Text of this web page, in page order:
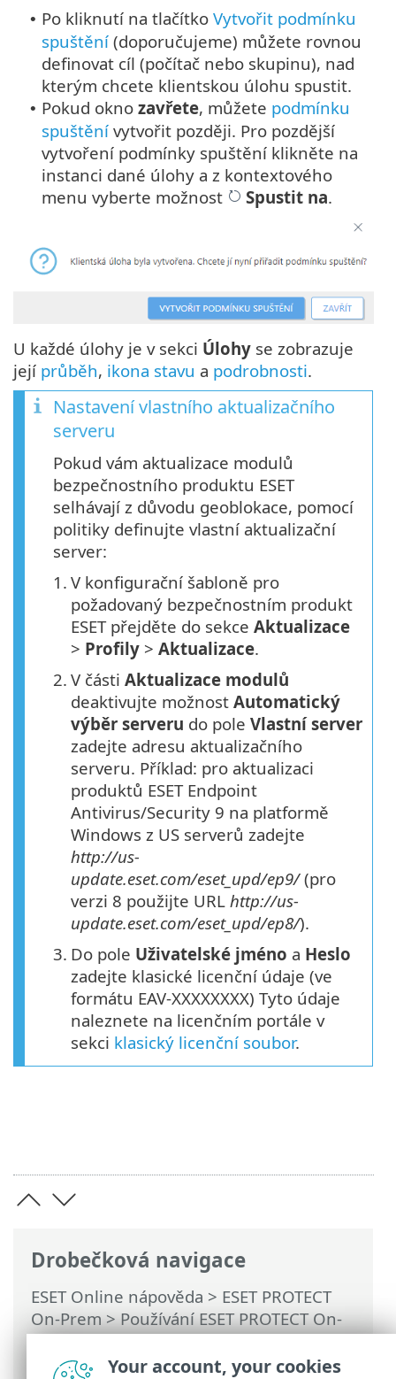
Drobečková navigace
ESET Online nápověda > ESET PROTECT
On-Prem>Používání ESET PROTECT On-
Prem>Hlavní menu ESET PROTECT On-
Prem>Úlohy>Klientské úlohy >
• Po kliknutí na tlačítko Vytvořit podmínku
spuštění (doporučujeme) můžete rovnou
definovat cíl (počítač nebo skupinu), nad
kterým chcete klientskou úlohu spustit.
• Pokud okno zavřete, můžete podmínku
spuštění vytvořit později. Pro pozdější
vytvoření podmínky spuštění klikněte na
instanci dané úlohy a z kontextového
menu vyberte možnost
Spustit na.
U každé úlohy je v sekci Úlohy se zobrazuje
její průběh, ikona stavu a podrobnosti.
Nastavení vlastního aktualizačního
serveru
Pokud vám aktualizace modulů
bezpečnostního produktu ESET
selhávají z důvodu geoblokace, pomocí
politiky definujte vlastní aktualizační
server:
1. V konfigurační šabloně pro
požadovaný bezpečnostním produkt
ESET přejděte do sekce Aktualizace
> Profily > Aktualizace.
2. V části Aktualizace modulů
deaktivujte možnost Automatický
výběr serveru do pole Vlastní server
zadejte adresu aktualizačního
serveru. Příklad: pro aktualizaci
produktů ESET Endpoint
Antivirus/Security 9 na platformě
Windows z US serverů zadejte
http://us-
update.eset.com/eset_upd/ep9/(pro
verzi 8 použijte URL http://us-
update.eset.com/eset_upd/ep8/).
3. Do pole Uživatelské jméno a Heslo
zadejte klasické licenční údaje (ve
formátu EAV-XXXXXXXX) Tyto údaje
naleznete na licenčním portále v
sekci klasický licenční soubor.
Your account, your cookies